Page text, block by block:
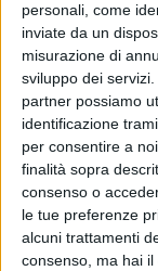
personali, come
inviate da un
misurazione di
sviluppo dei servizi.
partner possiamo
identificazione
per consentire a
finalità sopra
consenso o
le tue preferenze
alcuni trattamenti
consenso, ma hai
Italia-Irlanda
verso il
I playoff per
in casa. Il 31
una fra Galles
di